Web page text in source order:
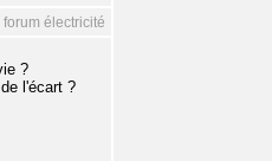
électricité
?
l'écart ?